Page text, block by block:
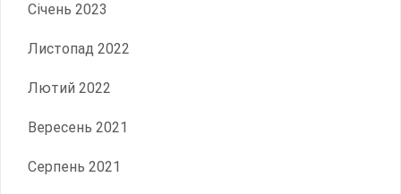
Січень 2023
Листопад 2022
Лютий 2022
Вересень 2021
Серпень 2021